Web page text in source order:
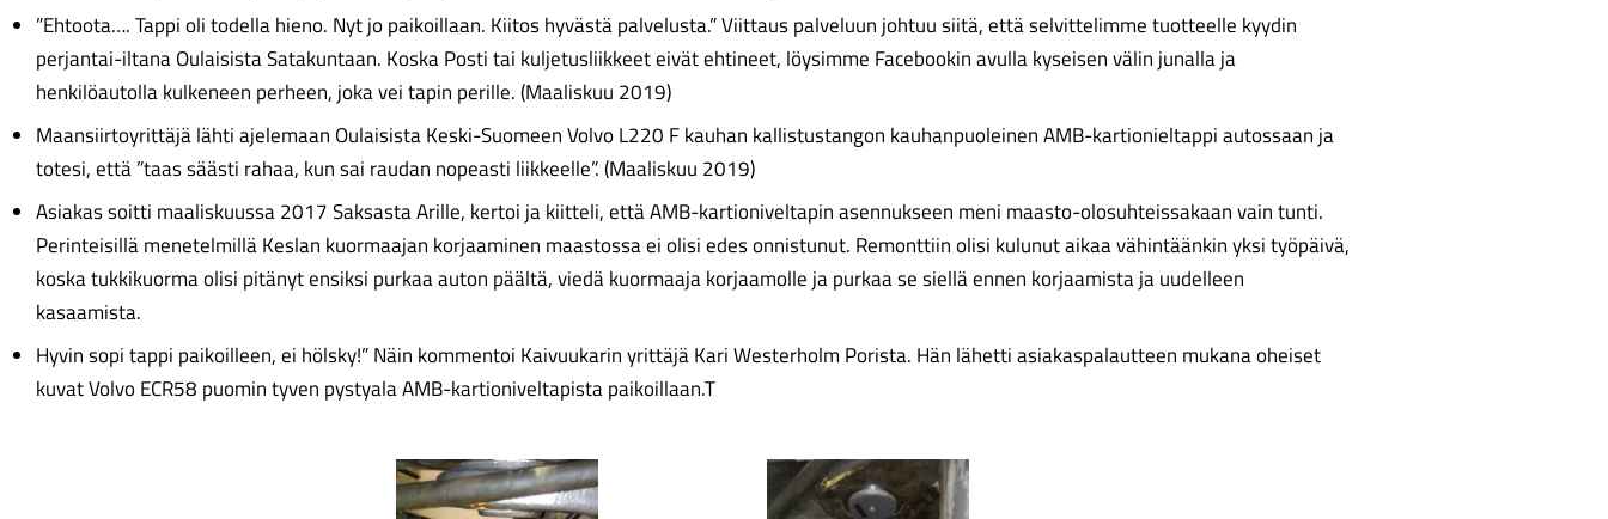
”Ehtoota…. Tappi oli todella hieno. Nyt jo paikoillaan. Kiitos hyvästä palvelusta.” Viittaus palveluun johtuu siitä, että selvittelimme tuotteelle kyydin
perjantai-iltana Oulaisista Satakuntaan. Koska Posti tai kuljetusliikkeet eivät ehtineet, löysimme Facebookin avulla kyseisen välin junalla ja
henkilöautolla kulkeneen perheen, joka vei tapin perille. (Maaliskuu 2019)
Maansiirtoyrittäjä lähti ajelemaan Oulaisista Keski-Suomeen Volvo L220 F kauhan kallistustangon kauhanpuoleinen AMB-kartionieltappi autossaan ja
totesi, että ”taas säästi rahaa, kun sai raudan nopeasti liikkeelle”. (Maaliskuu 2019)
Asiakas soitti maaliskuussa 2017 Saksasta Arille, kertoi ja kiitteli, että AMB-kartioniveltapin asennukseen meni maasto-olosuhteissakaan vain tunti.
Perinteisillä menetelmillä Keslan kuormaajan korjaaminen maastossa ei olisi edes onnistunut. Remonttiin olisi kulunut aikaa vähintäänkin yksi työpäivä,
koska tukkikuorma olisi pitänyt ensiksi purkaa auton päältä, viedä kuormaaja korjaamolle ja purkaa se siellä ennen korjaamista ja uudelleen
kasaamista.
Hyvin sopi tappi paikoilleen, ei hölsky!” Näin kommentoi Kaivuukarin yrittäjä Kari Westerholm Porista. Hän lähetti asiakaspalautteen mukana oheiset
kuvat Volvo ECR58 puomin tyven pystyala AMB-kartioniveltapista paikoillaan.T